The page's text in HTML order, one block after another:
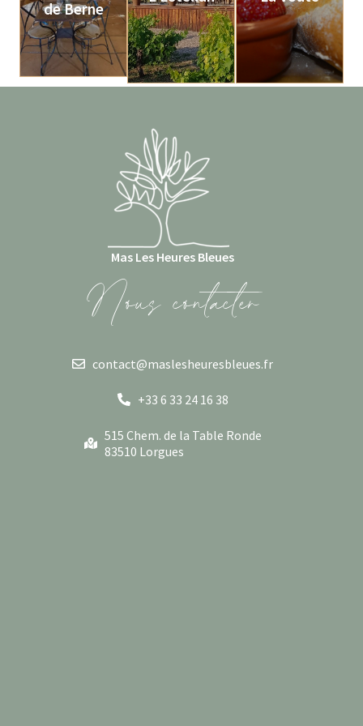
de Berne
Voir plus
Mas Les Heures Bleues
Nous contacter
contact@maslesheuresbleues.fr
+33 6 33 24 16 38
515 Chem. de la Table Ronde
83510 Lorgues